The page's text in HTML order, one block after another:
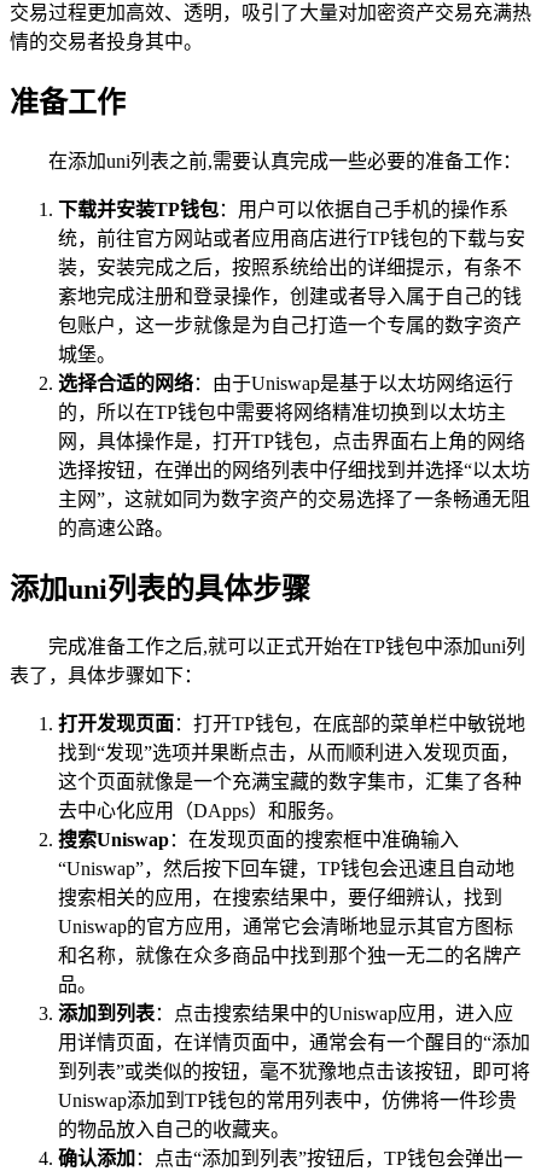
交易过程更加高效、透明，吸引了大量对加密资产交易充满热
情的交易者投身其中。
准备工作
在添加uni列表之前,需要认真完成一些必要的准备工作：
下载并安装TP钱包：用户可以依据自己手机的操作系
统，前往官方网站或者应用商店进行TP钱包的下载与安
装，安装完成之后，按照系统给出的详细提示，有条不
紊地完成注册和登录操作，创建或者导入属于自己的钱
包账户，这一步就像是为自己打造一个专属的数字资产
城堡。
选择合适的网络：由于Uniswap是基于以太坊网络运行
的，所以在TP钱包中需要将网络精准切换到以太坊主
网，具体操作是，打开TP钱包，点击界面右上角的网络
选择按钮，在弹出的网络列表中仔细找到并选择“以太坊
主网”，这就如同为数字资产的交易选择了一条畅通无阻
的高速公路。
添加uni列表的具体步骤
完成准备工作之后,就可以正式开始在TP钱包中添加uni列
表了，具体步骤如下：
打开发现页面：打开TP钱包，在底部的菜单栏中敏锐地
找到“发现”选项并果断点击，从而顺利进入发现页面，
这个页面就像是一个充满宝藏的数字集市，汇集了各种
去中心化应用（DApps）和服务。
搜索Uniswap：在发现页面的搜索框中准确输入
“Uniswap”，然后按下回车键，TP钱包会迅速且自动地
搜索相关的应用，在搜索结果中，要仔细辨认，找到
Uniswap的官方应用，通常它会清晰地显示其官方图标
和名称，就像在众多商品中找到那个独一无二的名牌产
品。
添加到列表：点击搜索结果中的Uniswap应用，进入应
用详情页面，在详情页面中，通常会有一个醒目的“添加
到列表”或类似的按钮，毫不犹豫地点击该按钮，即可将
Uniswap添加到TP钱包的常用列表中，仿佛将一件珍贵
的物品放入自己的收藏夹。
确认添加 ：点击“添加到列表”按钮后，TP钱包会弹出一